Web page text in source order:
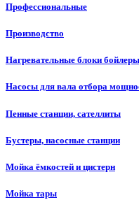
Профессиональные
Производство
Нагревательные блоки бойлеры
Насосы для вала отбора
Пенные станции, сателлиты
Бустеры, насосные станции
Мойка ёмкостей и цистерн
Мойка тары